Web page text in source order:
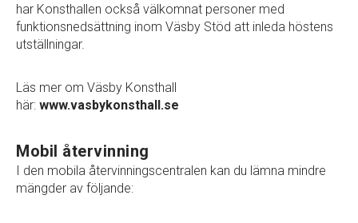
har Konsthallen också välkomnat personer med
funktionsnedsättning inom Väsby Stöd att inleda höstens
utställningar.
Läs mer om Väsby Konsthall
här: www.vasbykonsthall.se
Mobil återvinning
I den mobila återvinningscentralen kan du lämna mindre
mängder av följande: